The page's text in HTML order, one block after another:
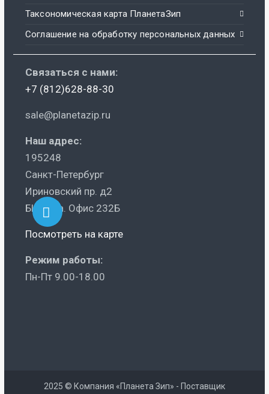
Таксономическая карта ПланетаЗип
Соглашение на обработку персональных данных
Связаться с нами:
+7 (812)628-88-30
sale@planetazip.ru
Наш адрес:
195248
Санкт-Петербург
Ириновский пр. д2
БЦ Ника. Офис 232Б
Посмотреть на карте
Режим работы:
Пн-Пт 9.00-18.00
2025 © Компания «Планета Зип» - Поставщик